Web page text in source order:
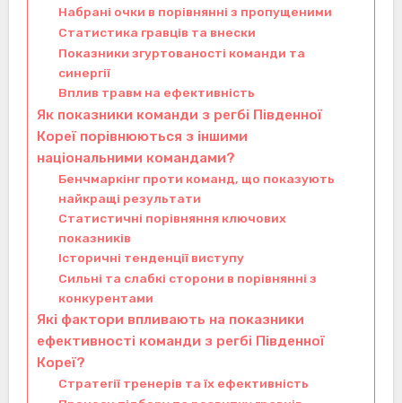
Набрані очки в порівнянні з пропущеними
Статистика гравців та внески
Показники згуртованості команди та
синергії
Вплив травм на ефективність
Як показники команди з регбі Південної
Кореї порівнюються з іншими
національними командами?
Бенчмаркінг проти команд, що показують
найкращі результати
Статистичні порівняння ключових
показників
Історичні тенденції виступу
Сильні та слабкі сторони в порівнянні з
конкурентами
Які фактори впливають на показники
ефективності команди з регбі Південної
Кореї?
Стратегії тренерів та їх ефективність